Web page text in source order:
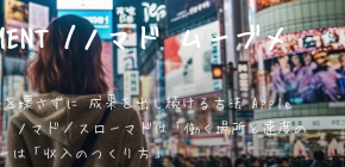
/ノマド ムーブメ
を壊さずに 成果を出し続ける方法 Apple
ノマド／スローマドは「働く場所と速度の
は「収入のつくり方」